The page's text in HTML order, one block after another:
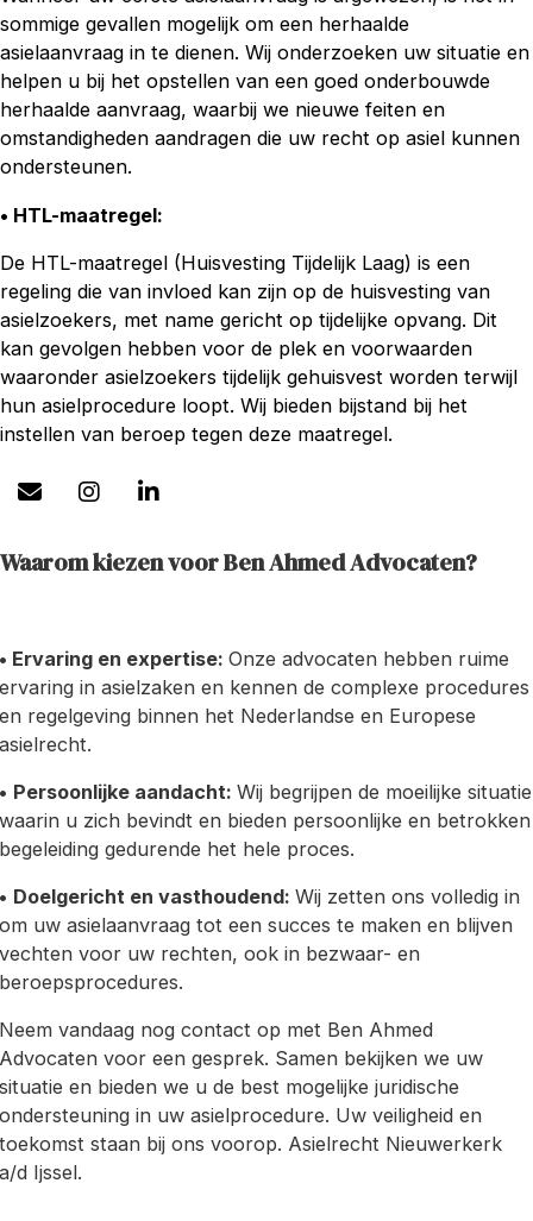
sommige gevallen mogelijk om een herhaalde
asielaanvraag in te dienen. Wij onderzoeken uw situatie en
helpen u bij het opstellen van een goed onderbouwde
herhaalde aanvraag, waarbij we nieuwe feiten en
omstandigheden aandragen die uw recht op asiel kunnen
ondersteunen.
• HTL-maatregel:
De HTL-maatregel (Huisvesting Tijdelijk Laag) is een
regeling die van invloed kan zijn op de huisvesting van
asielzoekers, met name gericht op tijdelijke opvang. Dit
kan gevolgen hebben voor de plek en voorwaarden
waaronder asielzoekers tijdelijk gehuisvest worden terwijl
hun asielprocedure loopt. Wij bieden bijstand bij het
instellen van beroep tegen deze maatregel.
Waarom kiezen voor Ben Ahmed Advocaten?
• Ervaring en expertise: Onze advocaten hebben ruime
ervaring in asielzaken en kennen de complexe procedures
en regelgeving binnen het Nederlandse en Europese
asielrecht.
• Persoonlijke aandacht: Wij begrijpen de moeilijke situatie
waarin u zich bevindt en bieden persoonlijke en betrokken
begeleiding gedurende het hele proces.
• Doelgericht en vasthoudend: Wij zetten ons volledig in
om uw asielaanvraag tot een succes te maken en blijven
vechten voor uw rechten, ook in bezwaar- en
beroepsprocedures.
Neem vandaag nog contact op met Ben Ahmed
Advocaten voor een gesprek. Samen bekijken we uw
situatie en bieden we u de best mogelijke juridische
ondersteuning in uw asielprocedure. Uw veiligheid en
toekomst staan bij ons voorop. Asielrecht Nieuwerkerk
a/d Ijssel.